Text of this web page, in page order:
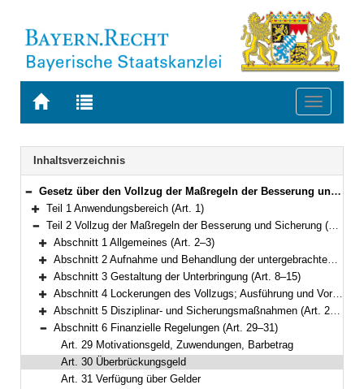
Zur
BAYERN.RECHT
Zur
letzten
Suche
Toggle
Navigation
Inhaltsverzeichnis
Bereich reduzieren
Gesetz über den Vollzug der Maßregeln der Besserung und Sicherung sowie der einstweiligen Unterbringung (Bayerisches Maßregelvollzugsgesetz – BayMRVG) Vom 17. Juli 2015 (GVBl S. 222) BayRS 312-3-A (Art. 1–55)
Bereich erweitern
Teil 1 Anwendungsbereich (Art. 1)
Bereich reduzieren
Teil 2 Vollzug der Maßregeln der Besserung und Sicherung (Art. 2–36)
Bereich erweitern
Abschnitt 1 Allgemeines (Art. 2–3)
Bereich erweitern
Abschnitt 2 Aufnahme und Behandlung der untergebrachten Person (Art. 4–7)
Bereich erweitern
Abschnitt 3 Gestaltung der Unterbringung (Art. 8–15)
Bereich erweitern
Abschnitt 4 Lockerungen des Vollzugs; Ausführung und Vorführung (Art. 16–21)
Bereich erweitern
Abschnitt 5 Disziplinar- und Sicherungsmaßnahmen (Art. 22–28)
Bereich reduzieren
Abschnitt 6 Finanzielle Regelungen (Art. 29–31)
Art. 29 Motivationsgeld, Zuwendungen, Barbetrag
Art. 30 Überbrückungsgeld
Art. 31 Verfügung über Gelder